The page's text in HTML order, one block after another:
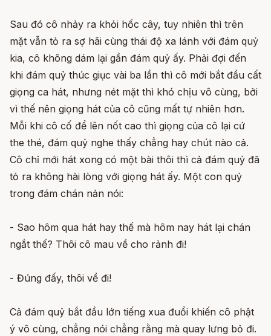
Sau đó cô nhảy ra khỏi hốc cây, tuy nhiên thì trên
mặt vẫn tỏ ra sợ hãi cùng thái độ xa lánh với đám quỷ
kia, cô không dám lại gần đám quỷ ấy. Phải đợi đến
khi đám quỷ thúc giục vài ba lần thì cô mới bắt đầu cất
giọng ca hát, nhưng nét mặt thì khó chịu vô cùng, bởi
vì thế nên giọng hát của cô cũng mất tự nhiên hơn.
Mỗi khi cô cố để lên nốt cao thì giọng của cô lại cứ
the thé, đám quỷ nghe thấy chẳng hay chút nào cả.
Cô chỉ mới hát xong có một bài thôi thì cả đám quỷ đã
tỏ ra không hài lòng với giọng hát ấy. Một con quỷ
trong đám chán nản nói:
- Sao hôm qua hát hay thế mà hôm nay hát lại chán
ngắt thế? Thôi cô mau về cho rảnh đi!
- Đúng đấy, thôi về đi!
Cả đám quỷ bắt đầu lớn tiếng xua đuổi khiến cô phật
ý vô cùng, chẳng nói chẳng rằng mà quay lưng bỏ đi.